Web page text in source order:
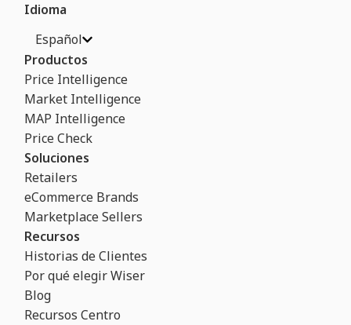
Idioma
Español
Productos
Price Intelligence
Market Intelligence
MAP Intelligence
Price Check
Soluciones
Retailers
eCommerce Brands
Marketplace Sellers
Recursos
Historias de Clientes
Por qué elegir Wiser
Blog
Recursos Centro